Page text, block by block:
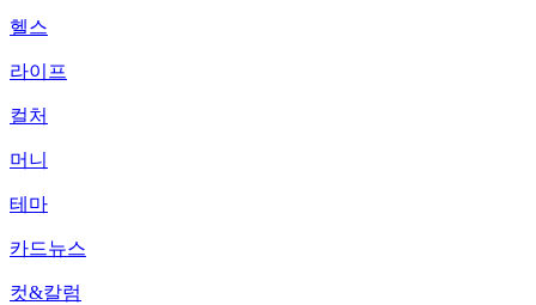
헬스
라이프
컬처
머니
테마
카드뉴스
컷&칼럼